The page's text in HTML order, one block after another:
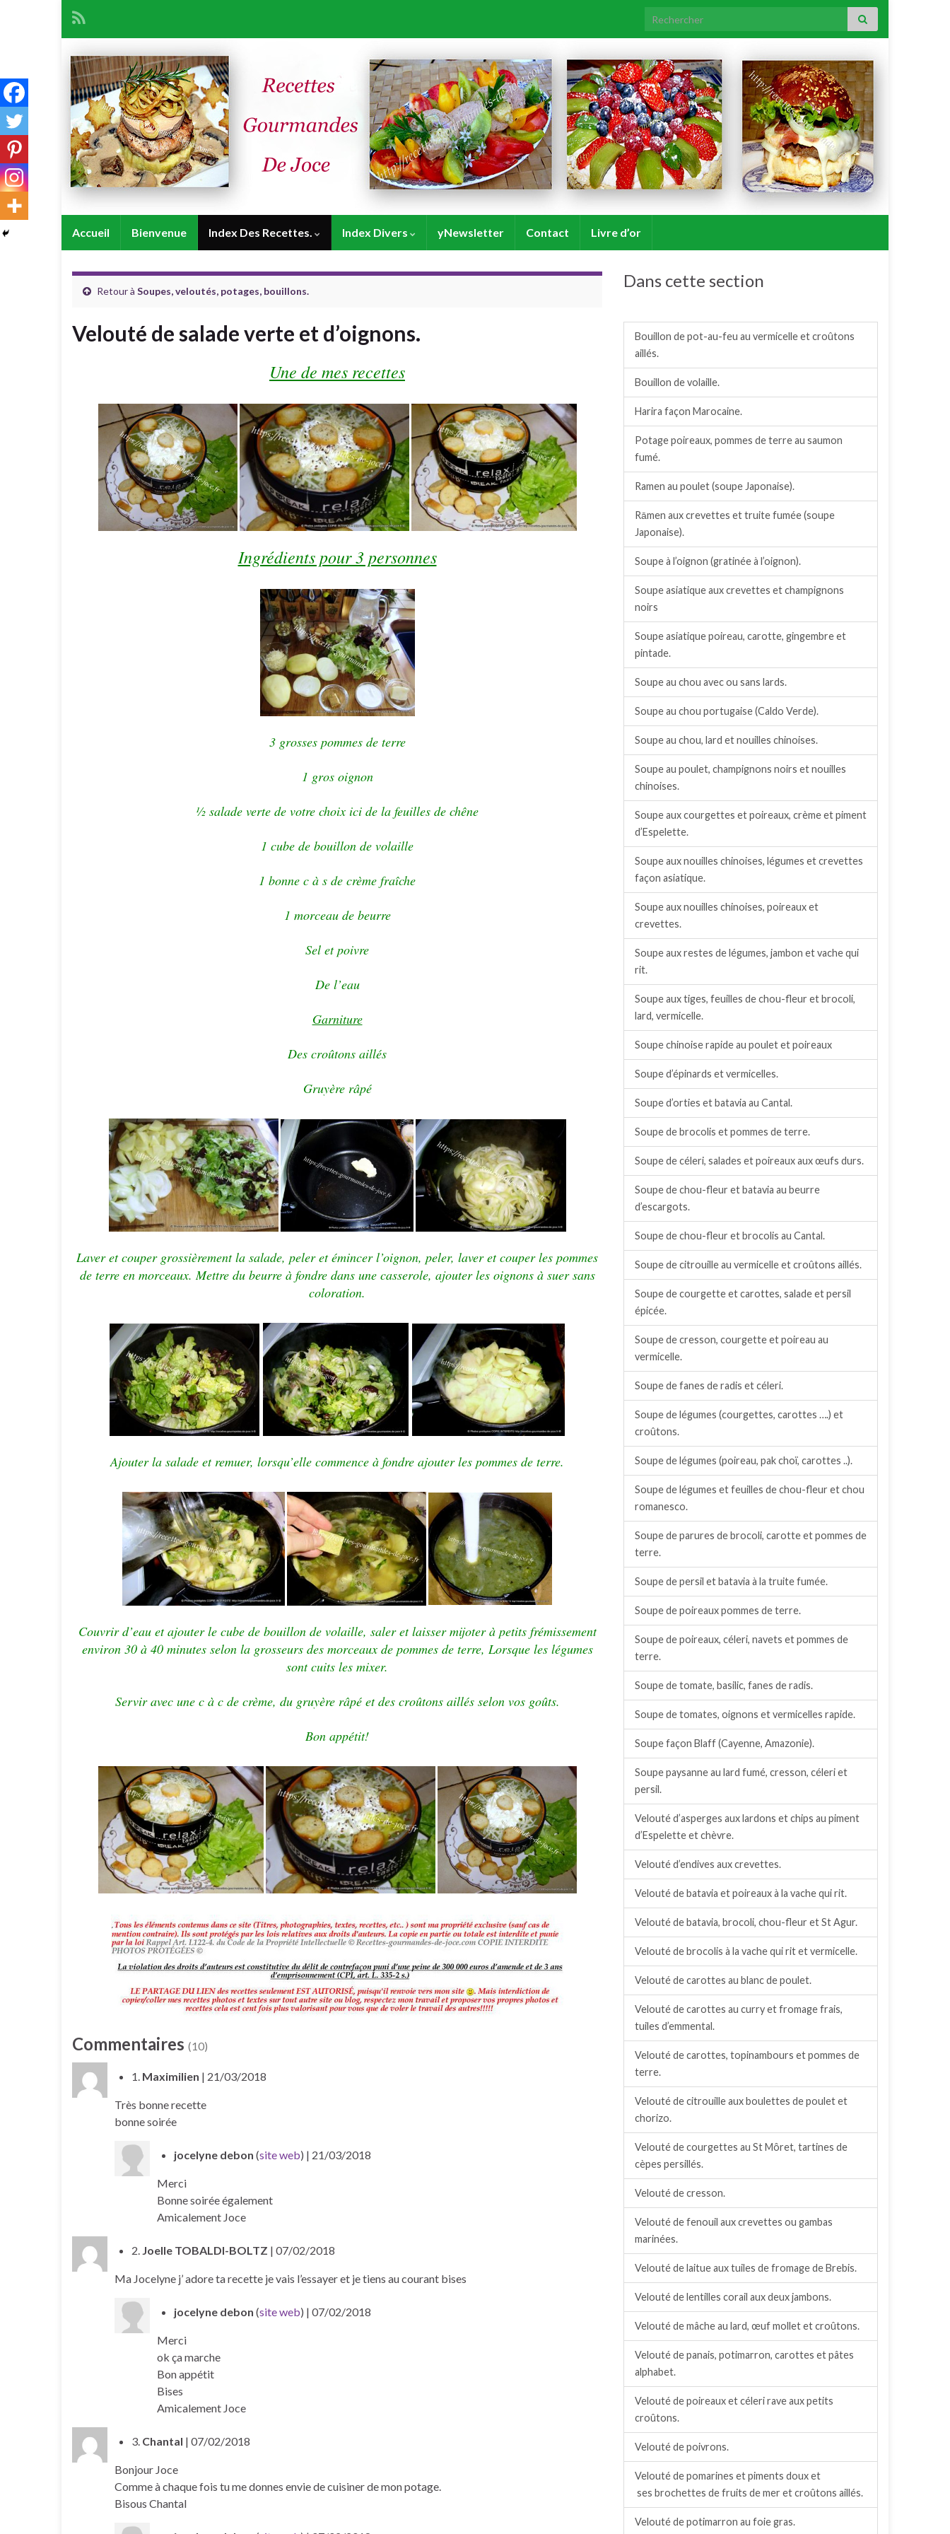
Search for:
Accueil Bienvenue Index Des Recettes. Index Divers yNewsletter Contact Livre d’or
Retour à Soupes, veloutés, potages, bouillons.
Velouté de salade verte et d’oignons.
Une de mes recettes
Ingrédients pour 3 personnes
3 grosses pommes de terre
1 gros oignon
½ salade verte de votre choix ici de la feuilles de chêne
1 cube de bouillon de volaille
1 bonne c à s de crème fraîche
1 morceau de beurre
Sel et poivre
De l’eau
Garniture
Des croûtons aillés
Gruyère râpé
Laver et couper grossièrement la salade, peler et émincer l’oignon, peler, laver et couper les pommes
de terre en morceaux. Mettre du beurre à fondre dans une casserole, ajouter les oignons à suer sans
coloration.
Ajouter la salade et remuer, lorsqu’elle commence à fondre ajouter les pommes de terre.
Couvrir d’eau et ajouter le cube de bouillon de volaille, saler et laisser mijoter à petits frémissement
environ 30 à 40 minutes selon la grosseurs des morceaux de pommes de terre, Lorsque les légumes
sont cuits les mixer.
Servir avec une c à c de crème, du gruyère râpé et des croûtons aillés selon vos goûts.
Bon appétit!
Commentaires (10)
1. Maximilien | 21/03/2018
Très bonne recette
bonne soirée
jocelyne debon (site web) | 21/03/2018
Merci
Bonne soirée également
Amicalement Joce
2. Joelle TOBALDI-BOLTZ | 07/02/2018
Ma Jocelyne j’ adore ta recette je vais l’essayer et je tiens au courant bises
jocelyne debon (site web) | 07/02/2018
Merci
ok ça marche
Bon appétit
Bises
Amicalement Joce
3. Chantal | 07/02/2018
Bonjour Joce
Comme à chaque fois tu me donnes envie de cuisiner de mon potage.
Bisous Chantal
Dans cette section
Bouillon de pot-au-feu au vermicelle et croûtons
aillés.
Bouillon de volaille.
Harira façon Marocaine.
Potage poireaux, pommes de terre au saumon
fumé.
Ramen au poulet (soupe Japonaise).
Rāmen aux crevettes et truite fumée (soupe
Japonaise).
Soupe à l’oignon (gratinée à l’oignon).
Soupe asiatique aux crevettes et champignons
noirs
Soupe asiatique poireau, carotte, gingembre et
pintade.
Soupe au chou avec ou sans lards.
Soupe au chou portugaise (Caldo Verde).
Soupe au chou, lard et nouilles chinoises.
Soupe au poulet, champignons noirs et nouilles
chinoises.
Soupe aux courgettes et poireaux, crème et piment
d’Espelette.
Soupe aux nouilles chinoises, légumes et crevettes
façon asiatique.
Soupe aux nouilles chinoises, poireaux et
crevettes.
Soupe aux restes de légumes, jambon et vache qui
rit.
Soupe aux tiges, feuilles de chou-fleur et brocoli,
lard, vermicelle.
Soupe chinoise rapide au poulet et poireaux
Soupe d’épinards et vermicelles.
Soupe d’orties et batavia au Cantal.
Soupe de brocolis et pommes de terre.
Soupe de céleri, salades et poireaux aux œufs durs.
Soupe de chou-fleur et batavia au beurre
d’escargots.
Soupe de chou-fleur et brocolis au Cantal.
Soupe de citrouille au vermicelle et croûtons aillés.
Soupe de courgette et carottes, salade et persil
épicée.
Soupe de cresson, courgette et poireau au
vermicelle.
Soupe de fanes de radis et céleri.
Soupe de légumes (courgettes, carottes ….) et
croûtons.
Soupe de légumes (poireau, pak choï, carottes ..).
Soupe de légumes et feuilles de chou-fleur et chou
romanesco.
Soupe de parures de brocoli, carotte et pommes de
terre.
Soupe de persil et batavia à la truite fumée.
Soupe de poireaux pommes de terre.
Soupe de poireaux, céleri, navets et pommes de
terre.
Soupe de tomate, basilic, fanes de radis.
Soupe de tomates, oignons et vermicelles rapide.
Soupe façon Blaff (Cayenne, Amazonie).
Soupe paysanne au lard fumé, cresson, céleri et
persil.
Velouté d’asperges aux lardons et chips au piment
d’Espelette et chèvre.
Velouté d’endives aux crevettes.
Velouté de batavia et poireaux à la vache qui rit.
Velouté de batavia, brocoli, chou-fleur et St Agur.
Velouté de brocolis à la vache qui rit et vermicelle.
Velouté de carottes au blanc de poulet.
Velouté de carottes au curry et fromage frais,
tuiles d’emmental.
Velouté de carottes, topinambours et pommes de
terre.
Velouté de citrouille aux boulettes de poulet et
chorizo.
Velouté de courgettes au St Môret, tartines de
cèpes persillés.
Velouté de cresson.
Velouté de fenouil aux crevettes ou gambas
marinées.
Velouté de laitue aux tuiles de fromage de Brebis.
Velouté de lentilles corail aux deux jambons.
Velouté de mâche au lard, œuf mollet et croûtons.
Velouté de panais, potimarron, carottes et pâtes
alphabet.
Velouté de poireaux et céleri rave aux petits
croûtons.
Velouté de poivrons.
Velouté de pomarines et piments doux et
ses brochettes de fruits de mer et croûtons aillés.
Velouté de potimarron au foie gras.